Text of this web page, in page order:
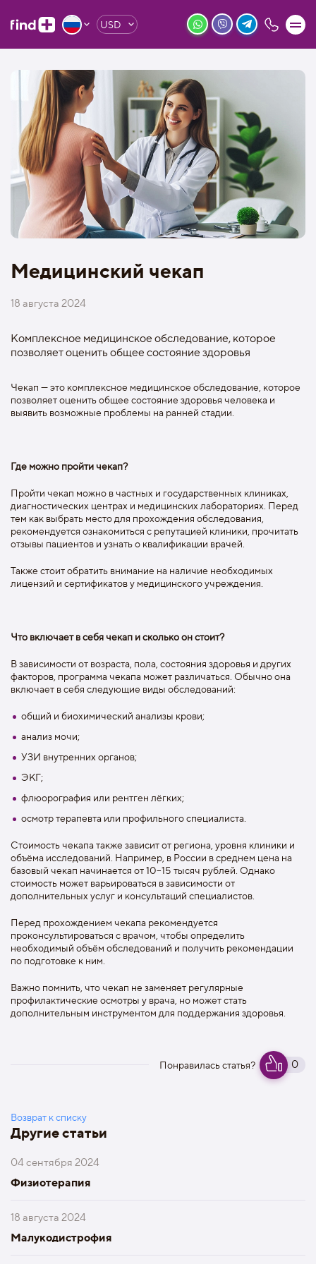
USD
Медицинский чекап
18 августа 2024
Комплексное медицинское обследование, которое
позволяет оценить общее состояние здоровья
Чекап — это комплексное медицинское обследование, которое
позволяет оценить общее состояние здоровья человека и
выявить возможные проблемы на ранней стадии.
Где можно пройти чекап?
Пройти чекап можно в частных и государственных клиниках,
диагностических центрах и медицинских лабораториях. Перед
тем как выбрать место для прохождения обследования,
рекомендуется ознакомиться с репутацией клиники, прочитать
отзывы пациентов и узнать о квалификации врачей.
Также стоит обратить внимание на наличие необходимых
лицензий и сертификатов у медицинского учреждения.
Что включает в себя чекап и сколько он стоит?
В зависимости от возраста, пола, состояния здоровья и других
факторов, программа чекапа может различаться. Обычно она
включает в себя следующие виды обследований:
общий и биохимический анализы крови;
анализ мочи;
УЗИ внутренних органов;
ЭКГ;
флюорография или рентген лёгких;
осмотр терапевта или профильного специалиста.
Стоимость чекапа также зависит от региона, уровня клиники и
объёма исследований. Например, в России в среднем цена на
базовый чекап начинается от 10–15 тысяч рублей. Однако
стоимость может варьироваться в зависимости от
дополнительных услуг и консультаций специалистов.
Перед прохождением чекапа рекомендуется
проконсультироваться с врачом, чтобы определить
необходимый объём обследований и получить рекомендации
по подготовке к ним.
Важно помнить, что чекап не заменяет регулярные
профилактические осмотры у врача, но может стать
дополнительным инструментом для поддержания здоровья.
Понравилась статья? 0
Возврат к списку
Другие статьи
04 сентября 2024
Физиотерапия
18 августа 2024
Малукодистрофия